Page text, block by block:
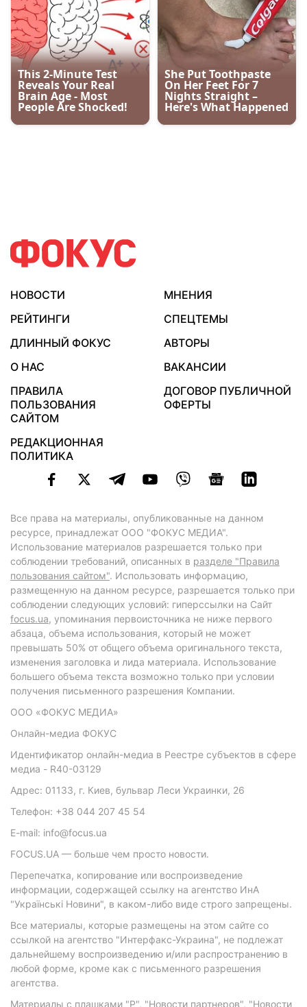
НОВОСТИ
МНЕНИЯ
РЕЙТИНГИ
СПЕЦТЕМЫ
ДЛИННЫЙ ФОКУС
АВТОРЫ
О НАС
ВАКАНСИИ
ПРАВИЛА
ПОЛЬЗОВАНИЯ
САЙТОМ
ДОГОВОР ПУБЛИЧНОЙ
ОФЕРТЫ
РЕДАКЦИОННАЯ
ПОЛИТИКА
Все права на материалы, опубликованные на данном
ресурсе, принадлежат ООО "ФОКУС МЕДИА".
Использование материалов разрешается только при
соблюдении требований, описанных в разделе "Правила
пользования сайтом". Использовать информацию,
размещенную на данном ресурсе, разрешается только при
соблюдении следующих условий: гиперссылки на Сайт
focus.ua, упоминания первоисточника не ниже первого
абзаца, объема использования, который не может
превышать 50% от общего объема оригинального текста,
изменения заголовка и лида материала. Использование
большего объема текста возможно только при условии
получения письменного разрешения Компании.
ООО «ФОКУС МЕДИА»
Онлайн-медиа ФОКУС
Идентификатор онлайн-медиа в Реестре субъектов в сфере
медиа - R40-03129
Адрес: 01133, г. Киев, бульвар Леси Украинки, 26
Телефон: +38 044 207 45 54
E-mail: info@focus.ua
FOCUS.UA — больше чем просто новости.
Перепечатка, копирование или воспроизведение
информации, содержащей ссылку на агентство ИнА
"Українські Новини", в каком-либо виде строго запрещены.
Все материалы, которые размещены на этом сайте со
ссылкой на агентство "Интерфакс-Украина", не подлежат
дальнейшему воспроизведению и/или распространению в
любой форме, кроме как с письменного разрешения
агентства.
Материалы с плашками "Р", "Новости партнеров", "Новости